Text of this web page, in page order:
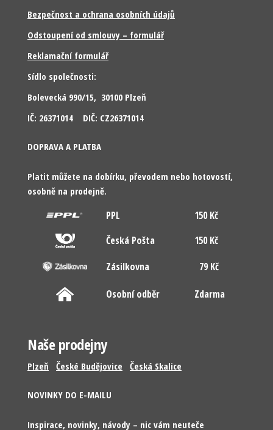
Bezpečnost a ochrana osobních údajů
Odstoupení od smlouvy – formulář
Reklamační formulář
Sídlo společnosti:
Bolevecká 990/15, 30100 Plzeň
IČ: 26371014 DIČ: CZ26371014
DOPRAVA A PLATBA
Platit můžete na dobírku, převodem nebo hotovostí,
osobně na prodejně.
PPL
150 Kč
Česká Pošta
150 Kč
Zásilkovna
79 Kč
Osobní odběr Zdarma
Naše prodejny
Plzeň České Budějovice Česká Skalice
NOVINKY DO E-MAILU
Inspirace, novinky, návody – nic vám neuteče